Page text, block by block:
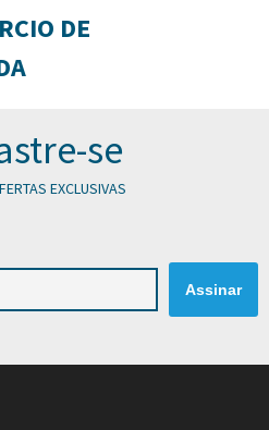
DE
se
EXCLUSIVAS